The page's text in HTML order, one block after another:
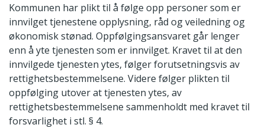
Kommunen har plikt til å følge opp personer som er
innvilget tjenestene opplysning, råd og veiledning og
økonomisk stønad. Oppfølgingsansvaret går lenger
enn å yte tjenesten som er innvilget. Kravet til at den
innvilgede tjenesten ytes, følger forutsetningsvis av
rettighetsbestemmelsene. Videre følger plikten til
oppfølging utover at tjenesten ytes, av
rettighetsbestemmelsene sammenholdt med kravet til
forsvarlighet i stl. § 4.